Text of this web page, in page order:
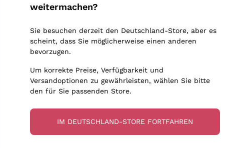
Biondi Santi
Quintarelli Giuseppe
Rinaldi Giuseppe
Egly Ouriet
Jacquesson
Agrapart
weitermachen?
Sie besuchen derzeit den Deutschland-Store, aber es
scheint, dass Sie möglicherweise einen anderen
bevorzugen.
Um korrekte Preise, Verfügbarkeit und
Versandoptionen zu gewährleisten, wählen Sie bitte
den für Sie passenden Store.
IM DEUTSCHLAND-STORE FORTFAHREN